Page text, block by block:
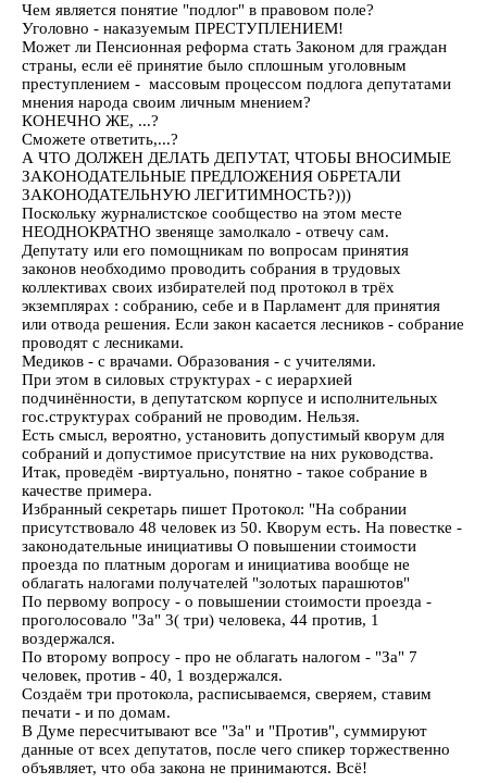
Чем является понятие "подлог" в правовом поле?
Уголовно - наказуемым ПРЕСТУПЛЕНИЕМ!
Может ли Пенсионная реформа стать Законом для граждан
страны, если её принятие было сплошным уголовным
преступлением - массовым процессом подлога депутатами
мнения народа своим личным мнением?
КОНЕЧНО ЖЕ, ...?
Сможете ответить,...?
А ЧТО ДОЛЖЕН ДЕЛАТЬ ДЕПУТАТ, ЧТОБЫ ВНОСИМЫЕ
ЗАКОНОДАТЕЛЬНЫЕ ПРЕДЛОЖЕНИЯ ОБРЕТАЛИ
ЗАКОНОДАТЕЛЬНУЮ ЛЕГИТИМНОСТЬ?)))
Поскольку журналистское сообщество на этом месте
НЕОДНОКРАТНО звеняще замолкало - отвечу сам.
Депутату или его помощникам по вопросам принятия
законов необходимо проводить собрания в трудовых
коллективах своих избирателей под протокол в трёх
экземплярах : собранию, себе и в Парламент для принятия
или отвода решения. Если закон касается лесников - собрание
проводят с лесниками.
Медиков - с врачами. Образования - с учителями.
При этом в силовых структурах - с иерархией
подчинённости, в депутатском корпусе и исполнительных
гос.структурах собраний не проводим. Нельзя.
Есть смысл, вероятно, установить допустимый кворум для
собраний и допустимое присутствие на них руководства.
Итак, проведём -виртуально, понятно - такое собрание в
качестве примера.
Избранный секретарь пишет Протокол: "На собрании
присутствовало 48 человек из 50. Кворум есть. На повестке -
законодательные инициативы О повышении стоимости
проезда по платным дорогам и инициатива вообще не
облагать налогами получателей "золотых парашютов"
По первому вопросу - о повышении стоимости проезда -
проголосовало "За" 3( три) человека, 44 против, 1
воздержался.
По второму вопросу - про не облагать налогом - "За" 7
человек, против - 40, 1 воздержался.
Создаём три протокола, расписываемся, сверяем, ставим
печати - и по домам.
В Думе пересчитывают все "За" и "Против", суммируют
данные от всех депутатов, после чего спикер торжественно
объявляет, что оба закона не принимаются. Всё!